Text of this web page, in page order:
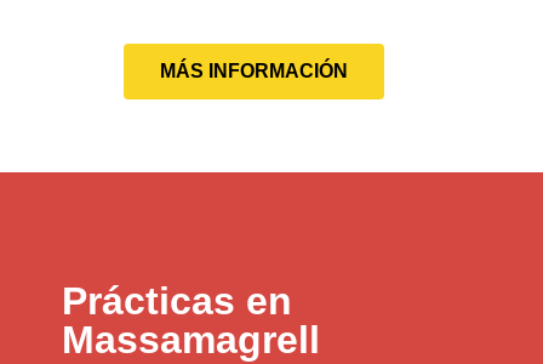
MÁS INFORMACIÓN
Prácticas en
Massamagrell